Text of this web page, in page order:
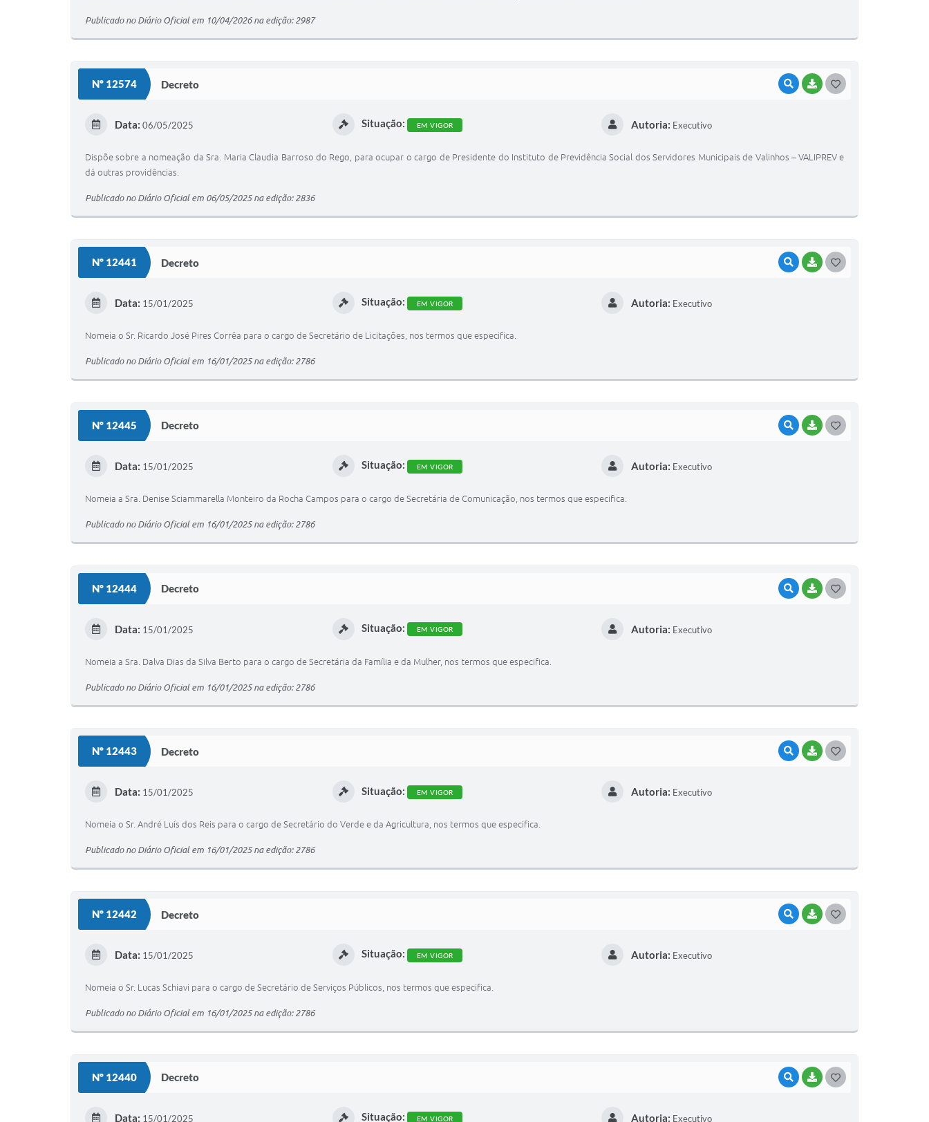
Publicado no Diário Oficial em 10/04/2026 na edição: 2987
Nº 12574 Decreto VISUALIZAR
BAIXAR
Data: 06/05/2025 Situação: EM VIGOR Autoria: Executivo
Dispõe sobre a nomeação da Sra. Maria Claudia Barroso do Rego, para ocupar o cargo de Presidente do Instituto de Previdência Social dos Servidores Municipais de Valinhos – VALIPREV e
dá outras providências.
Publicado no Diário Oficial em 06/05/2025 na edição: 2836
Nº 12441 Decreto VISUALIZAR
BAIXAR
Data: 15/01/2025 Situação: EM VIGOR Autoria: Executivo
Nomeia o Sr. Ricardo José Pires Corrêa para o cargo de Secretário de Licitações, nos termos que especifica.
Publicado no Diário Oficial em 16/01/2025 na edição: 2786
Nº 12445 Decreto VISUALIZAR
BAIXAR
Data: 15/01/2025 Situação: EM VIGOR Autoria: Executivo
Nomeia a Sra. Denise Sciammarella Monteiro da Rocha Campos para o cargo de Secretária de Comunicação, nos termos que especifica.
Publicado no Diário Oficial em 16/01/2025 na edição: 2786
Nº 12444 Decreto VISUALIZAR
BAIXAR
Data: 15/01/2025 Situação: EM VIGOR Autoria: Executivo
Nomeia a Sra. Dalva Dias da Silva Berto para o cargo de Secretária da Família e da Mulher, nos termos que especifica.
Publicado no Diário Oficial em 16/01/2025 na edição: 2786
Nº 12443 Decreto VISUALIZAR
BAIXAR
Data: 15/01/2025 Situação: EM VIGOR Autoria: Executivo
Nomeia o Sr. André Luís dos Reis para o cargo de Secretário do Verde e da Agricultura, nos termos que especifica.
Publicado no Diário Oficial em 16/01/2025 na edição: 2786
Nº 12442 Decreto VISUALIZAR
BAIXAR
Data: 15/01/2025 Situação: EM VIGOR Autoria: Executivo
Nomeia o Sr. Lucas Schiavi para o cargo de Secretário de Serviços Públicos, nos termos que especifica.
Publicado no Diário Oficial em 16/01/2025 na edição: 2786
Nº 12440 Decreto VISUALIZAR
BAIXAR
Data: 15/01/2025 Situação: EM VIGOR Autoria: Executivo